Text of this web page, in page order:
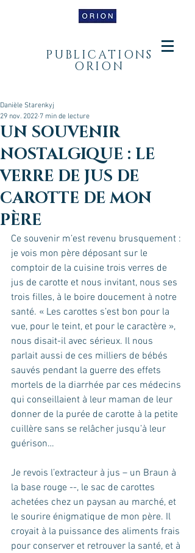
PUBLICATIONS
ORION
UN SOUVENIR
NOSTALGIQUE : LE
VERRE DE JUS DE
CAROTTE DE MON
PÈRE
Danièle Starenkyj
29 nov. 2022 7 min de lecture
Ce souvenir m’est revenu brusquement :
je vois mon père déposant sur le
comptoir de la cuisine trois verres de
jus de carotte et nous invitant, nous ses
trois filles, à le boire doucement à notre
santé. « Les carottes s’est bon pour la
vue, pour le teint, et pour le caractère »,
nous disait-il avec sérieux. Il nous
parlait aussi de ces milliers de bébés
sauvés pendant la guerre des effets
mortels de la diarrhée par ces médecins
qui conseillaient à leur maman de leur
donner de la purée de carotte à la petite
cuillère sans se relâcher jusqu’à leur
guérison…
Je revois l’extracteur à jus – un Braun à
la base rouge --, le sac de carottes
achetées chez un paysan au marché, et
le sourire énigmatique de mon père. Il
croyait à la puissance des aliments frais
pour conserver et retrouver la santé, et à